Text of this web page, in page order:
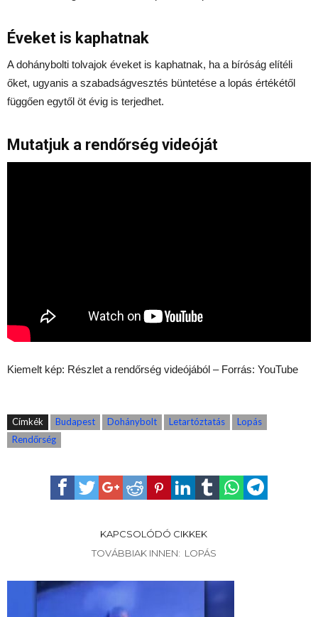
Éveket is kaphatnak
A dohánybolti tolvajok éveket is kaphatnak, ha a bíróság elítéli
őket, ugyanis a szabadságvesztés büntetése a lopás értékétől
függően egytől öt évig is terjedhet.
Mutatjuk a rendőrség videóját
Kiemelt kép: Részlet a rendőrség videójából – Forrás: YouTube
Címkék Budapest Dohánybolt Letartóztatás
Lopás
Rendőrség
KAPCSOLÓDÓ CIKKEK
TOVÁBBIAK INNEN: LOPÁS